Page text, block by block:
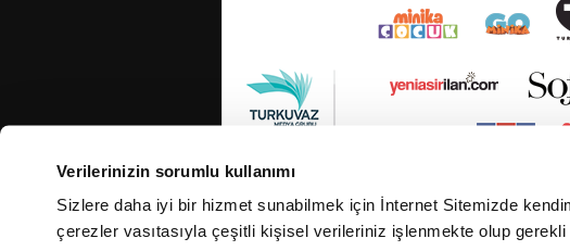
Verilerinizin sorumlu kullanımı
Sizlere daha iyi bir hizmet sunabilmek için İnternet Sitemizde
çerezler vasıtasıyla çeşitli kişisel verileriniz işlenmekte olup